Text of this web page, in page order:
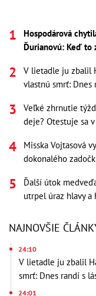
Hospodárová
Ďurianovú: Keď to
V lietadle ju zbalil
vlastnú smrť: Dnes
Veľké zhrnutie
deje? Otestuje sa v
Misska Vojtasová
dokonalého
Ďalší útok
utrpel úraz hlavy a
NAJNOVŠIE
24:10
V lietadle ju zbalil
smrť: Dnes randí s
24:01